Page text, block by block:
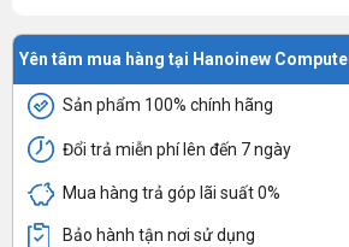
Yên tâm mua hàng tại Hanoinew
Sản phẩm 100% chính hãng
Đổi trả miễn phí lên đến 7 ngày
Mua hàng trả góp lãi suất 0%
Bảo hành tận nơi sử dụng